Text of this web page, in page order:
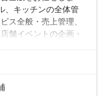
キッチンの全体管
ス全般・売上管理、
舗イベントの企画・
せしますので、徐々
レストランでは、